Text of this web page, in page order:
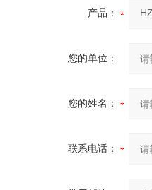
产品：
您的单位：
您的姓名：
联系电话：